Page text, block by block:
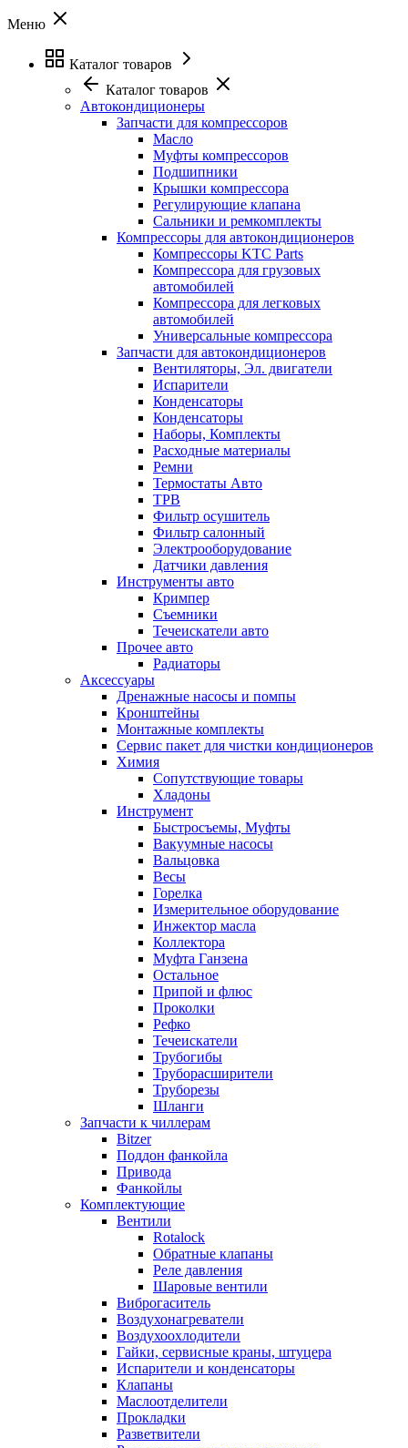
Меню
Каталог товаров
Каталог товаров
Автокондиционеры
Запчасти для компрессоров
Масло
Муфты компрессоров
Подшипники
Крышки компрессора
Регулирующие клапана
Сальники и ремкомплекты
Компрессоры для автокондиционеров
Компрессоры KTC Parts
Компрессора для грузовых
автомобилей
Компрессора для легковых
автомобилей
Универсальные компрессора
Запчасти для автокондиционеров
Вентиляторы, Эл. двигатели
Испарители
Конденсаторы
Конденсаторы
Наборы, Комплекты
Расходные материалы
Ремни
Термостаты Авто
ТРВ
Фильтр осушитель
Фильтр салонный
Электрооборудование
Датчики давления
Инструменты авто
Кримпер
Съемники
Течеискатели авто
Прочее авто
Радиаторы
Аксессуары
Дренажные насосы и помпы
Кронштейны
Монтажные комплекты
Сервис пакет для чистки кондиционеров
Химия
Сопутствующие товары
Хладоны
Инструмент
Быстросъемы, Муфты
Вакуумные насосы
Вальцовка
Весы
Горелка
Измерительное оборудование
Инжектор масла
Коллектора
Муфта Ганзена
Остальное
Припой и флюс
Проколки
Рефко
Течеискатели
Трубогибы
Труборасширители
Труборезы
Шланги
Запчасти к чиллерам
Bitzer
Поддон фанкойла
Привода
Фанкойлы
Комплектующие
Вентили
Rotalock
Обратные клапаны
Реле давления
Шаровые вентили
Виброгаситель
Воздухонагреватели
Воздухоохлодители
Гайки, сервисные краны, штуцера
Испарители и конденсаторы
Клапаны
Маслоотделители
Прокладки
Разветвители